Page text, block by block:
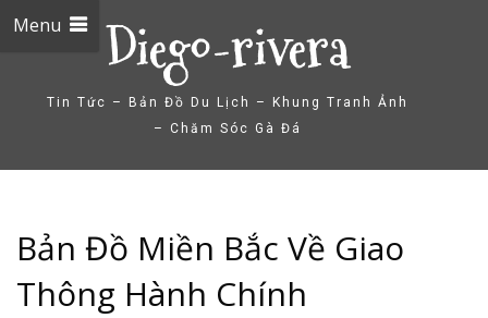
Diego-rivera
Tin Tức – Bản Đồ Du Lịch – Khung Tranh Ảnh
– Chăm Sóc Gà Đá
Menu
Bản Đồ Miền Bắc Về Giao
Thông Hành Chính